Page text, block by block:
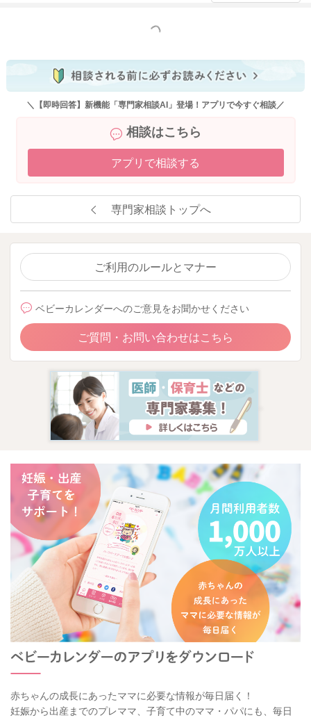
もっと見る
＼【即時回答】新機能「専門家相談AI」登場！アプリで今すぐ相談／
相談はこちら
アプリで相談する
専門家相談トップへ
ご利用のルールとマナー
ベビーカレンダーへのご意見をお聞かせください
ご質問・お問い合わせはこちら
赤ちゃんの成長にあったママに必要な情報が毎日届く！
妊娠から出産までのプレママ、子育て中のママ・パパにも、毎日